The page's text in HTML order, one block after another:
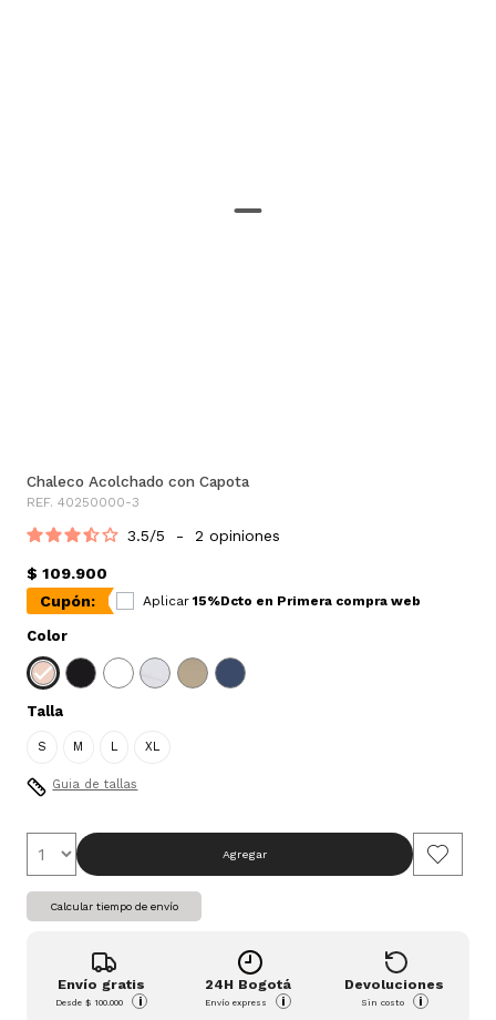
Chaleco Acolchado con Capota
REF. 40250000-3
3.5/5 - 2 opiniones
$ 109.900
Cupón:
Aplicar 15%Dcto en Primera compra web
Color
Talla
S M L XL
Guia de tallas
Agregar
Calcular tiempo de envío
Envío gratis
Desde$ 100.000 i
24H Bogotá
Envío express i
Devoluciones
Sin costo i